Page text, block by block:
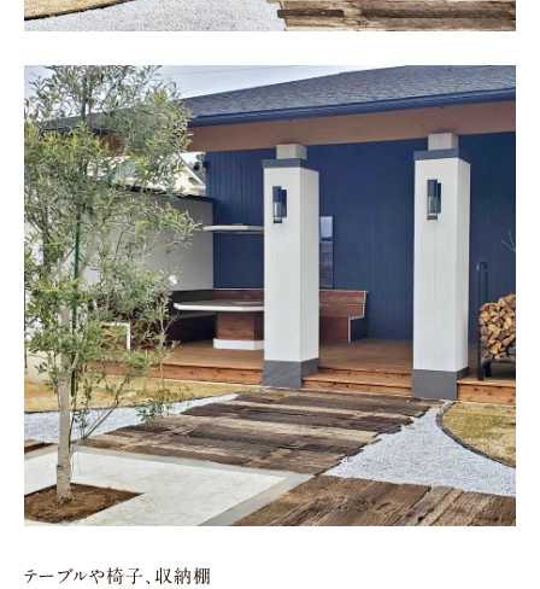
テーブルや椅子、収納棚